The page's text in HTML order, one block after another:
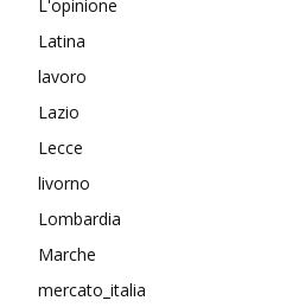
L'opinione
Latina
lavoro
Lazio
Lecce
livorno
Lombardia
Marche
mercato_italia